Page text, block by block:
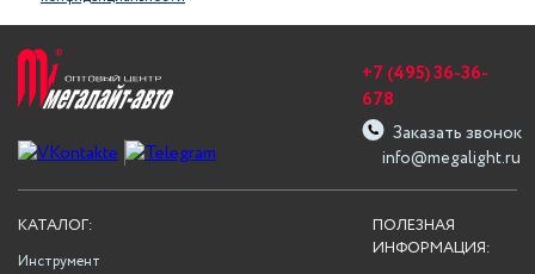
info@megalight.ru
+7 (495) 36-36-
678
Заказать звонок
ПОЛЕЗНАЯ
ИНФОРМАЦИЯ:
КАТАЛОГ:
Инструмент